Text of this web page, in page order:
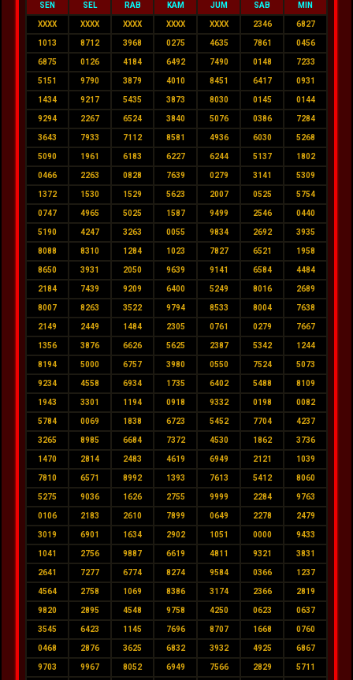
SEN SEL RAB KAM JUM SAB MIN
XXXX XXXX XXXX XXXX XXXX 2346 6827
1013 8712 3968 0275 4635 7861 0456
6875 0126 4184 6492 7490 0148 7233
5151 9790 3879 4010 8451 6417 0931
1434 9217 5435 3873 8030 0145 0144
9294 2267 6524 3840 5076 0386 7284
3643 7933 7112 8581 4936 6030 5268
5090 1961 6183 6227 6244 5137 1802
0466 2263 0828 7639 0279 3141 5309
1372 1530 1529 5623 2007 0525 5754
0747 4965 5025 1587 9499 2546 0440
5190 4247 3263 0055 9834 2692 3935
8088 8310 1284 1023 7827 6521 1958
8650 3931 2050 9639 9141 6584 4484
2184 7439 9209 6400 5249 8016 2689
8007 8263 3522 9794 8533 8004 7638
2149 2449 1484 2305 0761 0279 7667
1356 3876 6626 5625 2387 5342 1244
8194 5000 6757 3980 0550 7524 5073
9234 4558 6934 1735 6402 5488 8109
1943 3301 1194 0918 9332 0198 0082
5784 0069 1838 6723 5452 7704 4237
3265 8985 6684 7372 4530 1862 3736
1470 2814 2483 4619 6949 2121 1039
7810 6571 8992 1393 7613 5412 8060
5275 9036 1626 2755 9999 2284 9763
0106 2183 2610 7899 0649 2278 2479
3019 6901 1634 2902 1051 0000 9433
1041 2756 9887 6619 4811 9321 3831
2641 7277 6774 8274 9584 0366 1237
4564 2758 1069 8386 3174 2366 2819
9820 2895 4548 9758 4250 0623 0637
3545 6423 1145 7696 8707 1668 0760
0468 2876 3625 6832 3932 4925 6867
9703 9967 8052 6949 7566 2829 5711